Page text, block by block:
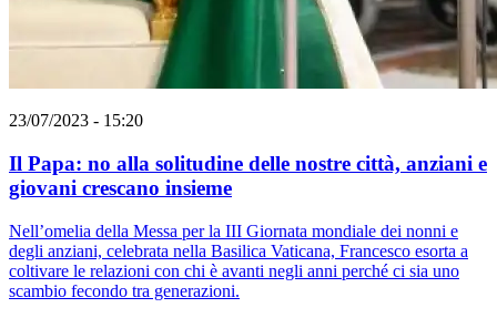
23/07/2023 - 15:20
Il Papa: no alla solitudine delle nostre città, anziani e
giovani crescano insieme
Nell’omelia della Messa per la III Giornata mondiale dei nonni e
degli anziani, celebrata nella Basilica Vaticana, Francesco esorta a
coltivare le relazioni con chi è avanti negli anni perché ci sia uno
scambio fecondo tra generazioni.